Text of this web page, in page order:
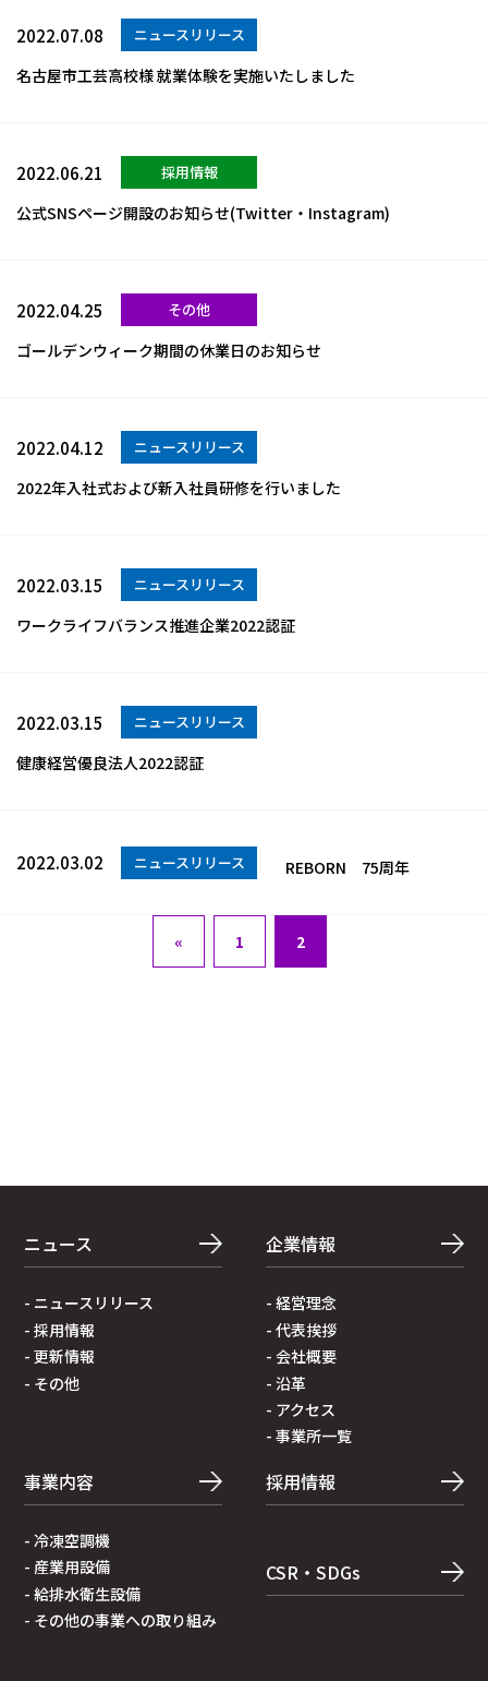
2022.07.08 ニュースリリース
名古屋市工芸高校様 就業体験を実施いたしました
2022.06.21 採用情報
公式SNSページ開設のお知らせ(Twitter・Instagram)
2022.04.25 その他
ゴールデンウィーク期間の休業日のお知らせ
2022.04.12 ニュースリリース
2022年入社式および新入社員研修を行いました
2022.03.15 ニュースリリース
ワークライフバランス推進企業2022認証
2022.03.15 ニュースリリース
健康経営優良法人2022認証
2022.03.02 ニュースリリース REBORN 75周年
« 1 2
ニュース
- ニュースリリース
- 採⽤情報
- 更新情報
- その他
企業情報
- 経営理念
- 代表挨拶
- 会社概要
- 沿⾰
- アクセス
- 事業所⼀覧
事業内容
- 冷凍空調機
- 産業⽤設備
- 給排⽔衛⽣設備
- その他の事業への取り組み
採用情報
CSR・SDGs